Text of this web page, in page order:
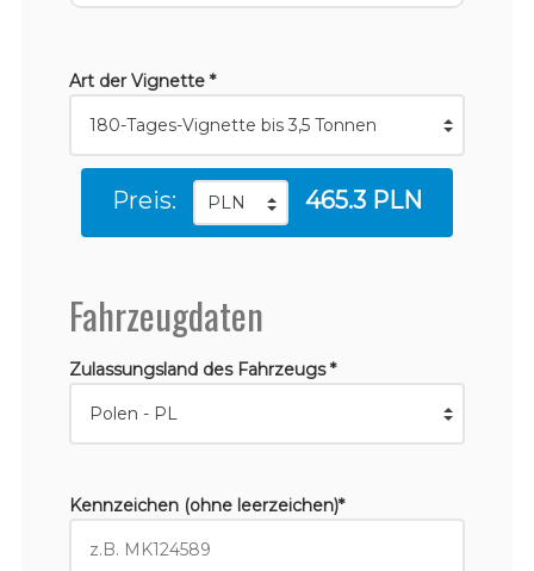
Art der Vignette *
Preis: 465.3 PLN
Fahrzeugdaten
Zulassungsland des Fahrzeugs *
Kennzeichen (ohne leerzeichen)*